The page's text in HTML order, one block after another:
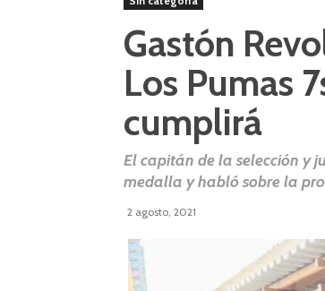
Gastón
Los Pumas
cumplirá
El capitán de la selección y
medalla y habló sobre la
2 agosto, 2021